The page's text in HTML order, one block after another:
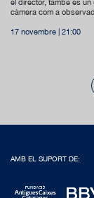
el director, també és
càmera com a
17 novembre | 21:00
AMB EL SUPORT DE: